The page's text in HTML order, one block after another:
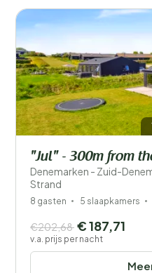
"Jul" - 300m from
Denemarken - Zuid-
Strand
8 gasten 5 slaapkamers
€202,68 € 187,71
v.a. prijs per nacht